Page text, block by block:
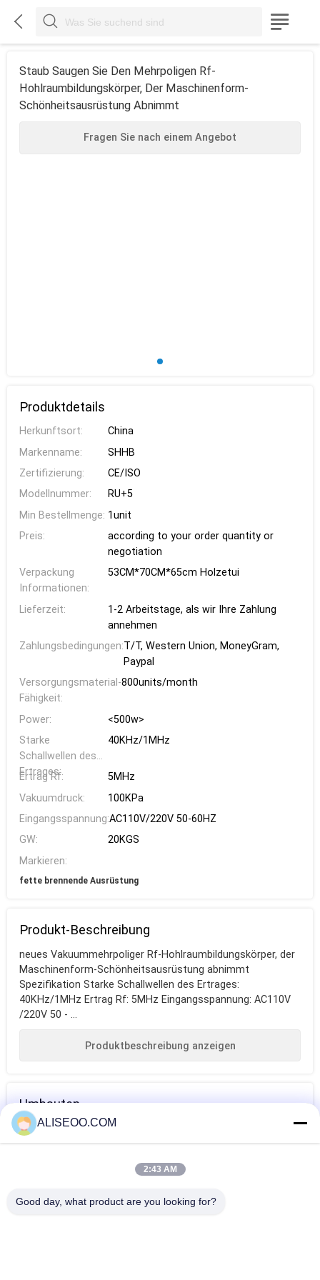
  
Staub Saugen Sie Den Mehrpoligen Rf-
Hohlraumbildungskörper, Der Maschinenform-
Schönheitsausrüstung Abnimmt
Fragen Sie nach einem Angebot
Produktdetails
Herkunftsort:
China
Markenname:
SHHB
Zertifizierung:
CE/ISO
Modellnummer:
RU+5
Min Bestellmenge: 1unit
Preis:
according to your order quantity or
negotiation
Verpackung
Informationen:
53CM*70CM*65cm Holzetui
Lieferzeit:
1-2 Arbeitstage, als wir Ihre Zahlung
annehmen
Zahlungsbedingungen:T/T, Western Union, MoneyGram,
Paypal
Versorgungsmaterial-
Fähigkeit:
800units/month
Power:
<500w>
Starke
Schallwellen des
Ertrages:
40KHz/1MHz
Ertrag Rf:
5MHz
Vakuumdruck:
100KPa
Eingangsspannung:AC110V/220V 50-60HZ
GW:
20KGS
Markieren:
fette brennende Ausrüstung
Produkt-Beschreibung
neues Vakuummehrpoliger Rf-Hohlraumbildungskörper, der
Maschinenform-Schönheitsausrüstung abnimmt
Spezifikation Starke Schallwellen des Ertrages:
40KHz/1MHz Ertrag Rf: 5MHz Eingangsspannung: AC110V
/220V 50 - ...
Produktbeschreibung anzeigen
Umbauten
Gewichtsverlustmaschinefette brennende
Ausrüstung
ALISEOO.COM
2:43 AM
Good day, what product are you looking for?